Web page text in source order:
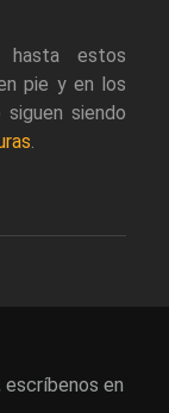
hasta estos
pie y en los
siendo
.
en